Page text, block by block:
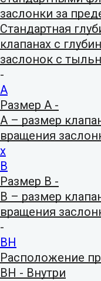
заслонки за
Стандартная
клапанах с
заслонок с
-
А
Размер А -
А – размер
вращения
x
В
Размер В -
В – размер
вращения
-
ВН
Расположение
ВН - Внутри